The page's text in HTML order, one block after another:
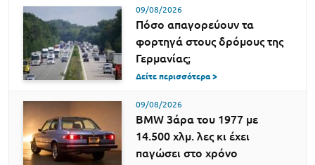
09/08/2026
Πόσο απαγορεύουν τα
φορτηγά στους δρόμους της
Γερμανίας;
Δείτε περισσότερα >
09/08/2026
BMW 3άρα του 1977 με
14.500 χλμ. λες κι έχει
παγώσει στο χρόνο